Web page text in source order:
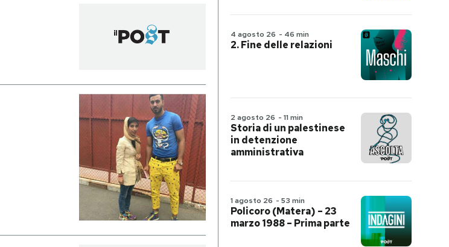
4 agosto 26 - 46 min
2. Fine delle relazioni
2 agosto 26 - 11 min
Storia di un palestinese
in detenzione
amministrativa
1 agosto 26 - 53 min
Policoro (Matera) – 23
marzo 1988 – Prima parte